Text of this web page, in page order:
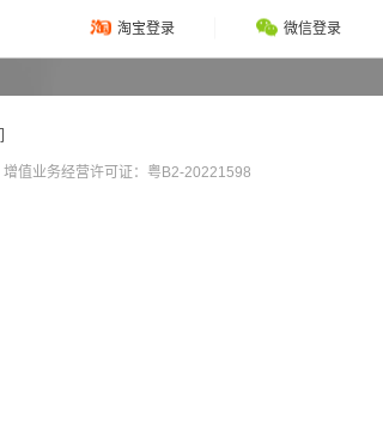
淘宝登录 微信登录
增值业务经营许可证：粤B2-20221598